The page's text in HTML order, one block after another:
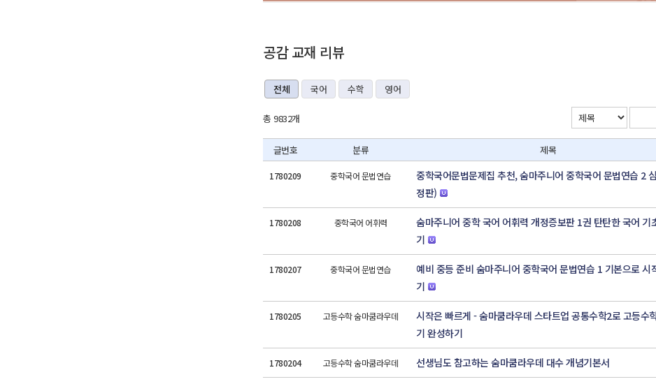
공감 교재 리뷰
전체 국어 수학 영어
총 9832개
글번호 분류 제목
1780209 중학국어 문법연습
중학국어문법문제집 추천, 숨마주니어 중학국어 문법연습 2
정판)
1780208 중학국어 어휘력
숨마주니어 중학 국어 어휘력 개정증보판 1권 탄탄한 국어 기
기
1780207 중학국어 문법연습
예비 중등 준비 숨마주니어 중학국어 문법연습 1 기본으로 시
기
1780205 고등수학 숨마쿰라우데
시작은 빠르게 - 숨마쿰라우데 스타트업 공통수학2로 고등수
기 완성하기
1780204 고등수학 숨마쿰라우데 선생님도 참고하는 숨마쿰라우데 대수 개념기본서